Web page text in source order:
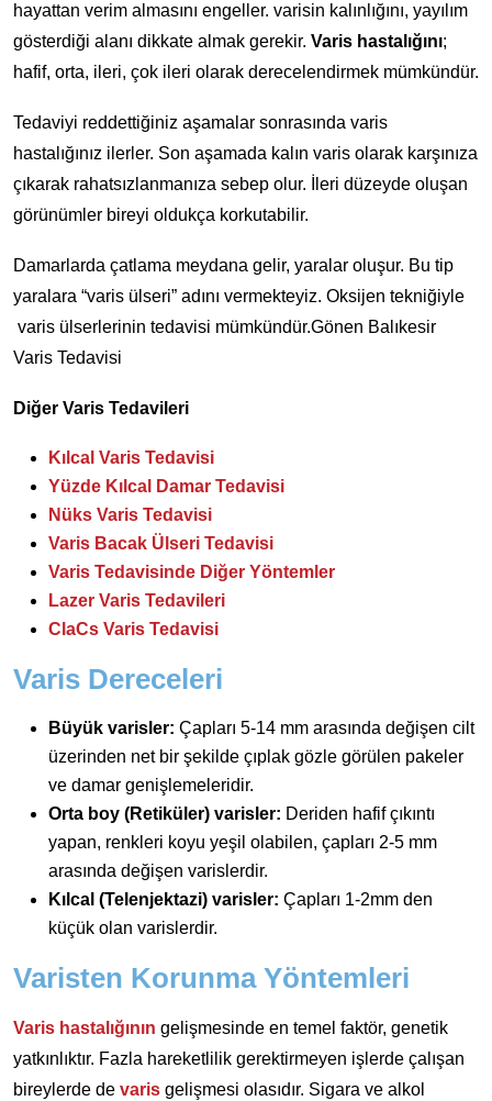
hayattan verim almasını engeller. varisin kalınlığını, yayılım
gösterdiği alanı dikkate almak gerekir. Varis hastalığını;
hafif, orta, ileri, çok ileri olarak derecelendirmek mümkündür.
Tedaviyi reddettiğiniz aşamalar sonrasında varis
hastalığınız ilerler. Son aşamada kalın varis olarak karşınıza
çıkarak rahatsızlanmanıza sebep olur. İleri düzeyde oluşan
görünümler bireyi oldukça korkutabilir.
Damarlarda çatlama meydana gelir, yaralar oluşur. Bu tip
yaralara “varis ülseri” adını vermekteyiz. Oksijen tekniğiyle
varis ülserlerinin tedavisi mümkündür.Gönen Balıkesir
Varis Tedavisi
Diğer Varis Tedavileri
Kılcal Varis Tedavisi
Yüzde Kılcal Damar Tedavisi
Nüks Varis Tedavisi
Varis Bacak Ülseri Tedavisi
Varis Tedavisinde Diğer Yöntemler
Lazer Varis Tedavileri
ClaCs Varis Tedavisi
Varis Dereceleri
Büyük varisler: Çapları 5-14 mm arasında değişen cilt
üzerinden net bir şekilde çıplak gözle görülen pakeler
ve damar genişlemeleridir.
Orta boy (Retiküler) varisler: Deriden hafif çıkıntı
yapan, renkleri koyu yeşil olabilen, çapları 2-5 mm
arasında değişen varislerdir.
Kılcal (Telenjektazi) varisler: Çapları 1-2mm den
küçük olan varislerdir.
Varisten Korunma Yöntemleri
Varis hastalığının gelişmesinde en temel faktör, genetik
yatkınlıktır. Fazla hareketlilik gerektirmeyen işlerde çalışan
bireylerde de varis gelişmesi olasıdır. Sigara ve alkol